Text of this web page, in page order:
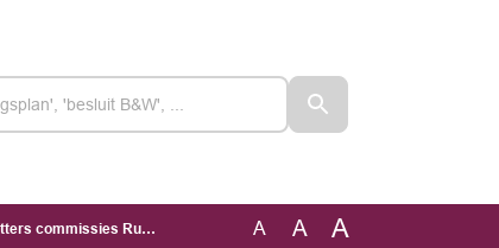
en Maatschappij en Bestuur A A A